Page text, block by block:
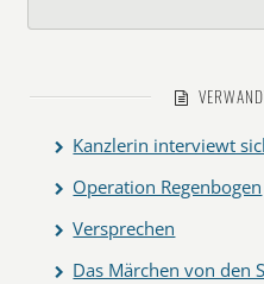
Kanzlerin interviewt
Operation Regenbogen
Versprechen
Das Märchen von den